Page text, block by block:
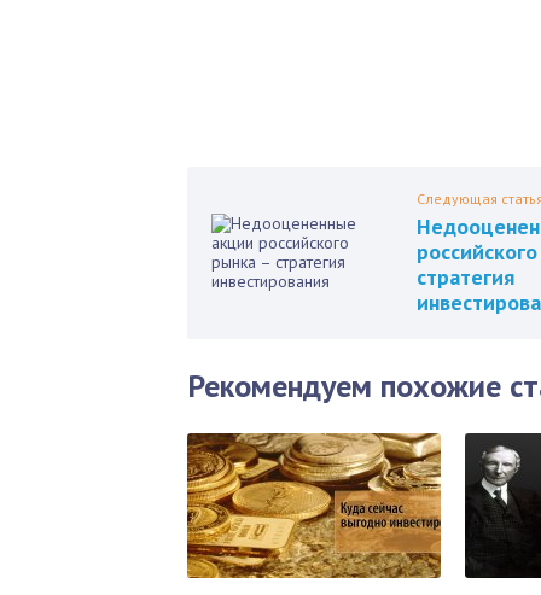
Следующая
стратегия
Рекомендуем похожие